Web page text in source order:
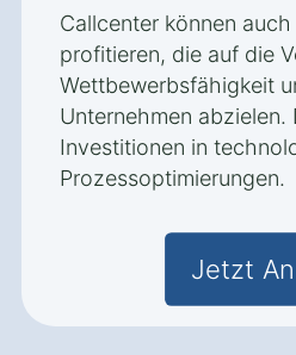
Callcenter können
profitieren, die auf die
Wettbewerbsfähigkeit
Unternehmen
Investitionen in
Prozessoptimierungen.
Jetzt